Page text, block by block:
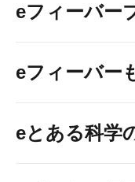
eフィーバー
eフィーバー
eとある科学